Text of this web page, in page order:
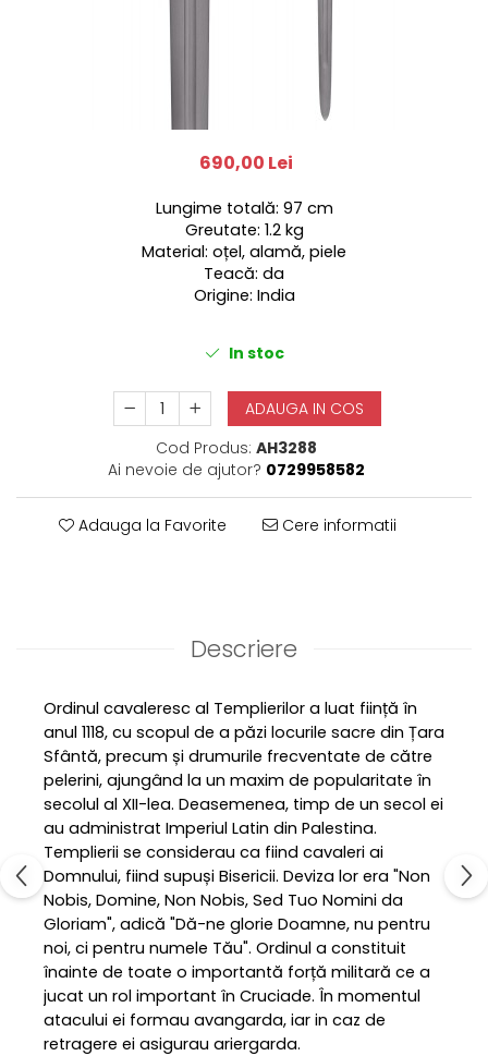
690,00 Lei
Lungime totală: 97 cm
Greutate: 1.2 kg
Material: oțel, alamă, piele
Teacă: da
Origine: India
In stoc
ADAUGA IN COS
Cod Produs: AH3288
Ai nevoie de ajutor? 0729958582
Adauga la Favorite Cere informatii
Descriere
Ordinul cavaleresc al Templierilor a luat ființă în
anul 1118, cu scopul de a păzi locurile sacre din Țara
Sfântă, precum și drumurile frecventate de către
pelerini, ajungând la un maxim de popularitate în
secolul al XII-lea. Deasemenea, timp de un secol ei
au administrat Imperiul Latin din Palestina.
Templierii se considerau ca fiind cavaleri ai
Domnului, fiind supuși Bisericii. Deviza lor era "Non
Nobis, Domine, Non Nobis, Sed Tuo Nomini da
Gloriam", adică "Dă-ne glorie Doamne, nu pentru
noi, ci pentru numele Tău". Ordinul a constituit
înainte de toate o importantă forță militară ce a
jucat un rol important în Cruciade. În momentul
atacului ei formau avangarda, iar in caz de
retragere ei asigurau ariergarda.